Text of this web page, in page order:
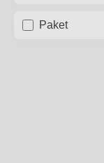
Paket